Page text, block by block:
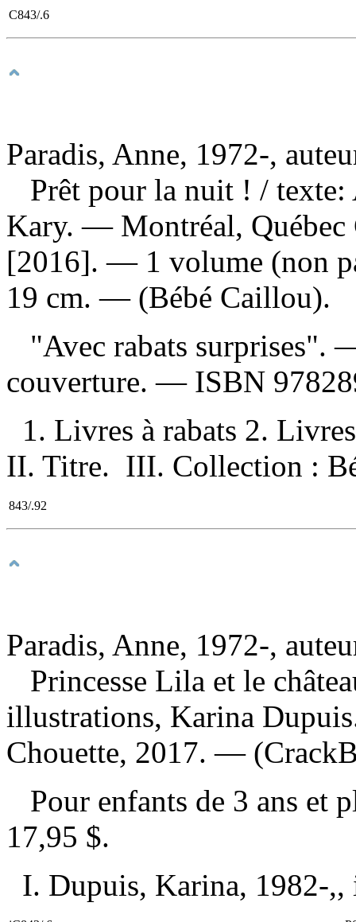
C843/.6
Paradis, Anne, 1972-,
Prêt pour la nuit ! / texte:
Kary. — Montréal, Québec
[2016]. — 1 volume (non
19 cm. — (Bébé Caillou).
"Avec rabats surprises".
couverture. — ISBN
1. Livres à rabats 2.
II. Titre. III. Collection :
843/.92
Paradis, Anne, 1972-,
Princesse Lila et le
illustrations, Karina
Chouette, 2017. —
Pour enfants de 3 ans et
17,95 $.
I. Dupuis, Karina, 1982-